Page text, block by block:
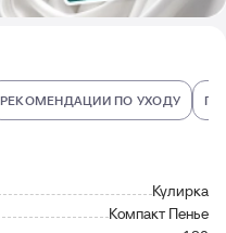
РЕКОМЕНДАЦИИ ПО УХОДУ
Кулирка
Компакт Пенье